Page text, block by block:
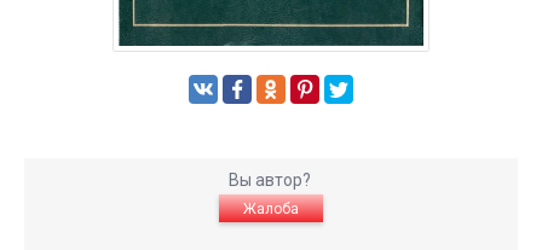
Вы автор?
Жалоба